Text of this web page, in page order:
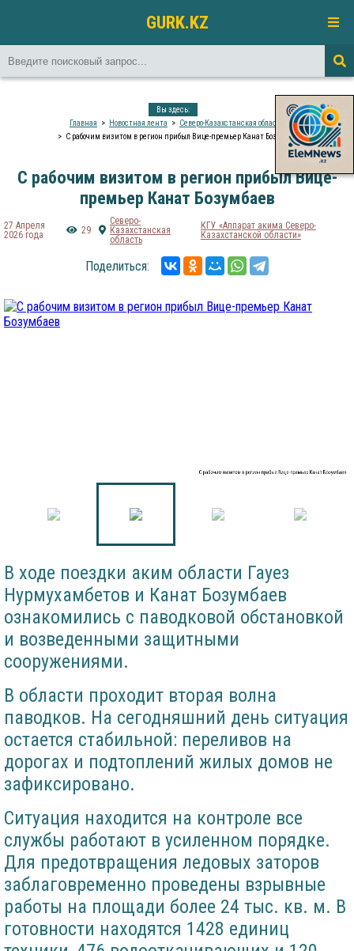
GURK.KZ
Вы здесь:
Главная
Новостная лента
Северо-Казахстанская область
С рабочим визитом в регион прибыл Вице-премьер Канат Бозумбаев
С рабочим визитом в регион прибыл Вице-
премьер Канат Бозумбаев
27 Апреля
2026 года
29
Северо-
Казахстанская
область
КГУ «Аппарат акима Северо-
Казахстанской области»
Поделиться:
С рабочим визитом в регион прибыл Вице-премьер Канат Бозумбаев
В ходе поездки аким области Гауез
Нурмухамбетов и Канат Бозумбаев
ознакомились с паводковой обстановкой
и возведенными защитными
сооружениями.
В области проходит вторая волна
паводков. На сегодняшний день ситуация
остается стабильной: переливов на
дорогах и подтоплений жилых домов не
зафиксировано.
Ситуация находится на контроле все
службы работают в усиленном порядке.
Для предотвращения ледовых заторов
заблаговременно проведены взрывные
работы на площади более 24 тыс. кв. м. В
готовности находятся 1428 единиц